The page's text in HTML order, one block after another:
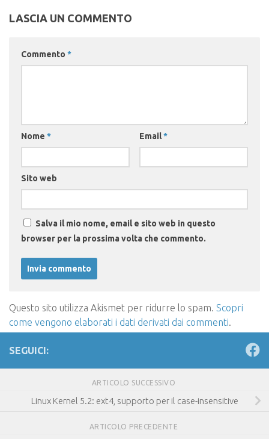
LASCIA UN COMMENTO
Commento *
Nome * Email*
Sito web
Salva il mio nome, email e sito web in questo
browser per la prossima volta che commento.
Questo sito utilizza Akismet per ridurre lo spam. Scopri
come vengono elaborati i dati derivati dai commenti.
SEGUICI:
ARTICOLO SUCCESSIVO
Linux Kernel 5.2: ext4, supporto per il case-insensitive
ARTICOLO PRECEDENTE